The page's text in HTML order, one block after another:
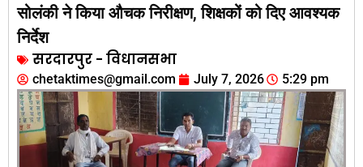
सोलंकी ने किया औचक निरीक्षण, शिक्षकों को दिए आवश्यक
निर्देश
सरदारपुर - विधानसभा
chetaktimes@gmail.com July 7, 2026 5:29 pm